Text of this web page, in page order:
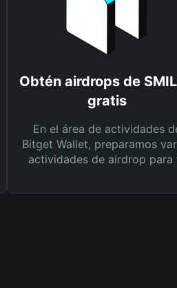
Obtén airdrops de
gratis
En el área de actividades
Bitget Wallet, preparamos
actividades de airdrop para